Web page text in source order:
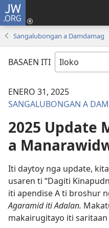
JW.ORG
Sangalubongan a Damdamag
BASAEN ITI
ENERO 31, 2025
SANGALUBONGAN A
2025 Update
a
Iti daytoy nga update,
usaren ti “Dagiti
iti apendise A ti broshur
Agaramid iti Adalan.
makairugitayo iti